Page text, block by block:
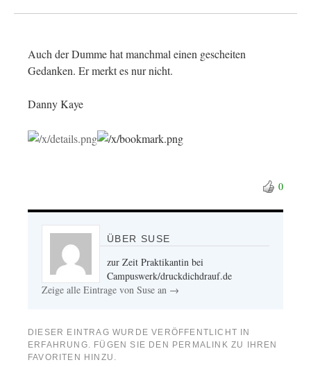
Auch der Dumme hat manchmal einen gescheiten
Gedanken. Er merkt es nur nicht.
Danny Kaye
0
ÜBER SUSE
zur Zeit Praktikantin bei
Campuswerk/druckdichdrauf.de
Zeige alle Eintrage von Suse an →
DIESER EINTRAG WURDE VERÖFFENTLICHT IN
ERFAHRUNG. FÜGEN SIE DEN PERMALINK ZU IHREN
FAVORITEN HINZU.